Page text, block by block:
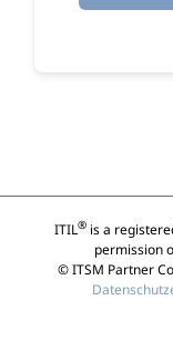
ITIL®is a
permission
© ITSM Partner